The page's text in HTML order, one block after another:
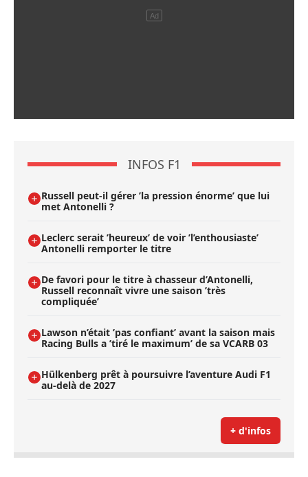
INFOS F1
Russell peut-il gérer ’la pression énorme’ que lui
met Antonelli ?
Leclerc serait ’heureux’ de voir ’l’enthousiaste’
Antonelli remporter le titre
De favori pour le titre à chasseur d’Antonelli,
Russell reconnaît vivre une saison ’très
compliquée’
Lawson n’était ’pas confiant’ avant la saison mais
Racing Bulls a ’tiré le maximum’ de sa VCARB 03
Hülkenberg prêt à poursuivre l’aventure Audi F1
au-delà de 2027
+ d'infos